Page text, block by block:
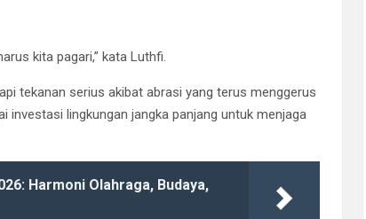
kita pagari,” kata Luthfi.
tekanan serius akibat abrasi yang terus menggerus
investasi lingkungan jangka panjang untuk menjaga
Harmoni Olahraga, Budaya,